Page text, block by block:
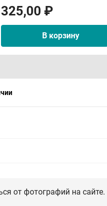
325,00 ₽
В корзину
от фотографий на сайте.